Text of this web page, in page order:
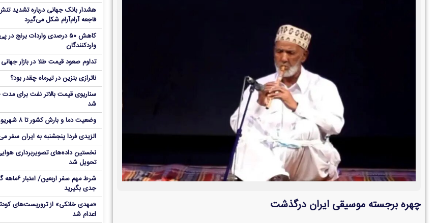
چهره برجسته موسیقی ایران درگذشت
هشدار بانک جهانی درباره تشدید
فاجعه آرام‌آرام شکل می‌گیرد
کاهش ۵۰ درصدی واردات برنج
واردکنندگان
تداوم صعود قیمت طلا در بازار جهانی
ناترازی بنزین در تیرماه چقدر بود؟
سناریوی قیمت بالاتر نفت برای مدت
شد
وضعیت دما و بارش کشور تا ۸ شهریور
الزیدی فردا پنجشنبه به ایران سفر
نخستین داده‌های تصویربرداری
تحویل شد
شرط مهم سفر
جدی بگیرید
اعدام شد